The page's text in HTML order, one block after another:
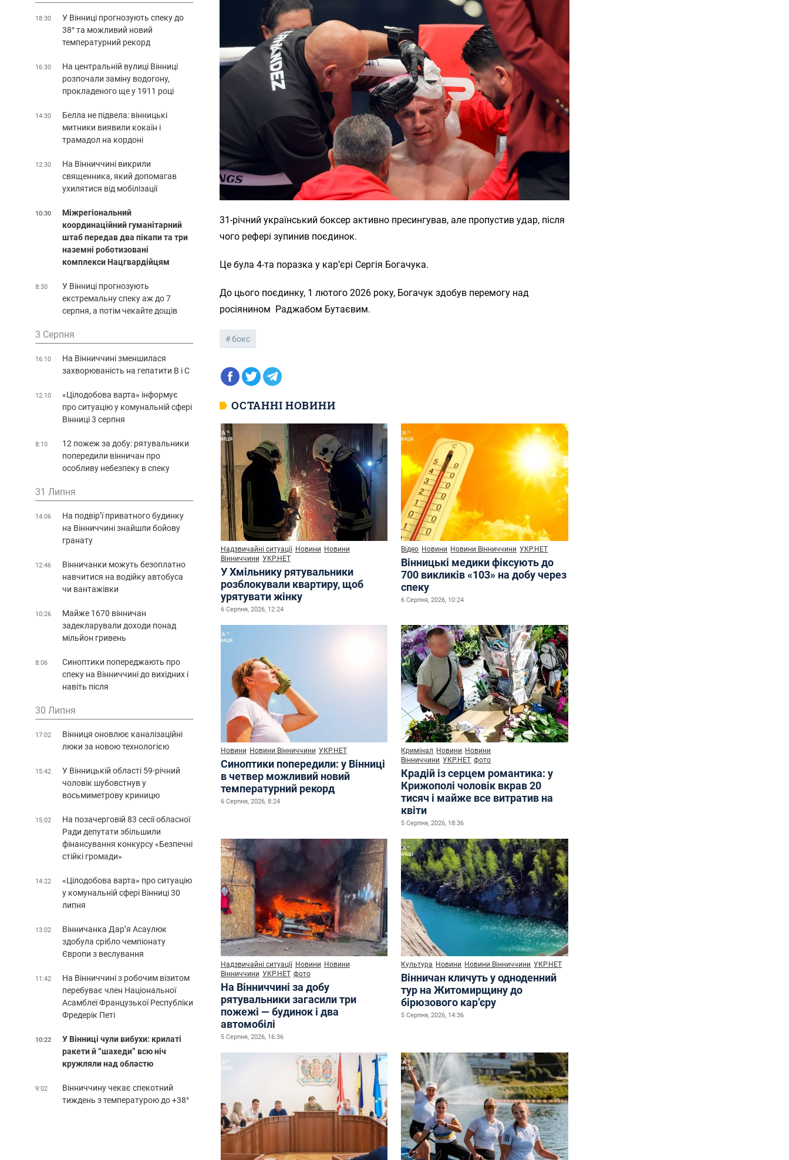
31-річний український боксер активно пресингував, але пропустив удар, після
чого рефері зупинив поєдинок.
Це була 4-та поразка у кар’єрі Сергія Богачука.
До цього поєдинку, 1 лютого 2026 року, Богачук здобув перемогу над
росіянином Раджабом Бутаєвим.
бокс
ОСТАННІ НОВИНИ
Надзвичайні ситуації Новини Новини
Вінниччини УКР.НЕТ
У Хмільнику рятувальники
розблокували квартиру, щоб
урятувати жінку
6 Серпня, 2026, 12:24
Відео Новини Новини Вінниччини УКР.НЕТ
Вінницькі медики фіксують до
700 викликів «103» на добу через
спеку
6 Серпня, 2026, 10:24
Новини Новини Вінниччини УКР.НЕТ
Синоптики попередили: у Вінниці
в четвер можливий новий
температурний рекорд
6 Серпня, 2026, 8:24
Кримінал Новини Новини
Вінниччини УКР.НЕТ фото
Крадій із серцем романтика: у
Крижополі чоловік вкрав 20
тисяч і майже все витратив на
квіти
5 Серпня, 2026, 18:36
Надзвичайні ситуації Новини Новини
Вінниччини УКР.НЕТ фото
На Вінниччині за добу
рятувальники загасили три
пожежі — будинок і два
автомобілі
5 Серпня, 2026, 16:36
Культура Новини Новини Вінниччини УКР.НЕТ
Вінничан кличуть у одноденний
тур на Житомирщину до
бірюзового кар’єру
5 Серпня, 2026, 14:36
18:30
У Вінниці прогнозують спеку до
38° та можливий новий
температурний рекорд
16:30
На центральній вулиці Вінниці
розпочали заміну водогону,
прокладеного ще у 1911 році
14:30
Белла не підвела: вінницькі
митники виявили кокаїн і
трамадол на кордоні
12:30
На Вінниччині викрили
священника, який допомагав
ухилятися від мобілізації
10:30
Міжрегіональний
координаційний гуманітарний
штаб передав два пікапи та три
наземні роботизовані
комплекси Нацгвардійцям
8:30
У Вінниці прогнозують
екстремальну спеку аж до 7
серпня, а потім чекайте дощів
3 Серпня
16:10
На Вінниччині зменшилася
захворюваність на гепатити В і С
12:10
«Цілодобова варта» інформує
про ситуацію у комунальній сфері
Вінниці 3 серпня
8:10
12 пожеж за добу: рятувальники
попередили вінничан про
особливу небезпеку в спеку
31 Липня
14:06
На подвір’ї приватного будинку
на Вінниччині знайшли бойову
гранату
12:46
Вінничанки можуть безоплатно
навчитися на водійку автобуса
чи вантажівки
10:26
Майже 1670 вінничан
задекларували доходи понад
мільйон гривень
8:06
Синоптики попереджають про
спеку на Вінниччині до вихідних і
навіть після
30 Липня
17:02
Вінниця оновлює каналізаційні
люки за новою технологією
15:42
У Вінницькій області 59-річний
чоловік шубовстнув у
восьмиметрову криницю
15:02
На позачерговій 83 сесії обласної
Ради депутати збільшили
фінансування конкурсу «Безпечні
стійкі громади»
14:22
«Цілодобова варта» про ситуацію
у комунальній сфері Вінниці 30
липня
13:02
Вінничанка Дар’я Асаулюк
здобула срібло чемпіонату
Європи з веслування
11:42
На Вінниччині з робочим візитом
перебуває член Національної
Асамблеї Французької Республіки
Фредерік Петі
10:22
У Вінниці чули вибухи: крилаті
ракети й “шахеди” всю ніч
кружляли над областю
9:02
Вінниччину чекає спекотний
тиждень з температурою до +38°